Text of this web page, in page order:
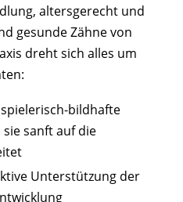
altersgerecht und
gesunde Zähne von
dreht sich alles um
bildhafte
sanft auf die
Unterstützung der